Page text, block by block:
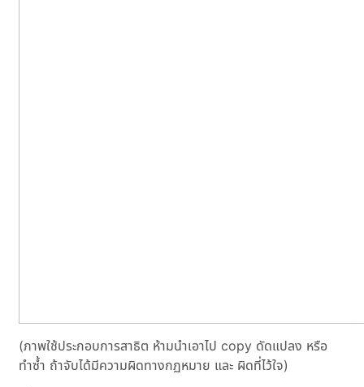
(ภาพใช้ประกอบการสาธิต ห้ามนำเอาไป copy ดัดแปลง หรือ
ทำซ้ำ ถ้าจับได้มีความผิดทางกฏหมาย และ ผิดที่ไว้ใจ)